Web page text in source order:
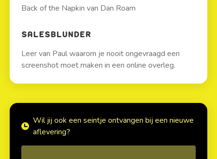
Back of the Napkin van Dan Roam
SALESBLUNDER
Leer van Paul waarom je nooit ongevraagd een
screenshot moet maken in een online overleg.
Wil jij ook een seintje ontvangen bij een nieuwe
aflevering?